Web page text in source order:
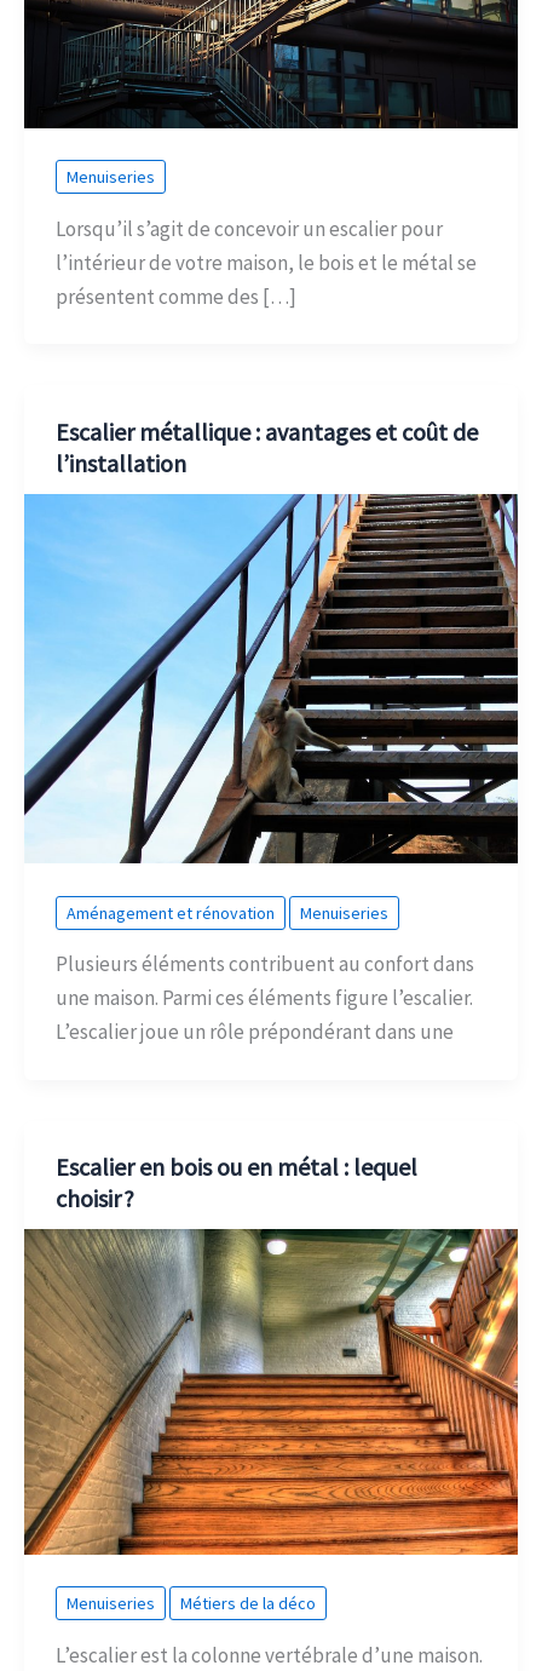
Menuiseries
Lorsqu’il s’agit de concevoir un escalier pour
l’intérieur de votre maison, le bois et le métal se
présentent comme des […]
Escalier métallique : avantages et coût de
l’installation
Aménagement et rénovation Menuiseries
Plusieurs éléments contribuent au confort dans
une maison. Parmi ces éléments figure l’escalier.
L’escalier joue un rôle prépondérant dans une
Escalier en bois ou en métal : lequel
choisir ?
Menuiseries Métiers de la déco
L’escalier est la colonne vertébrale d’une maison.